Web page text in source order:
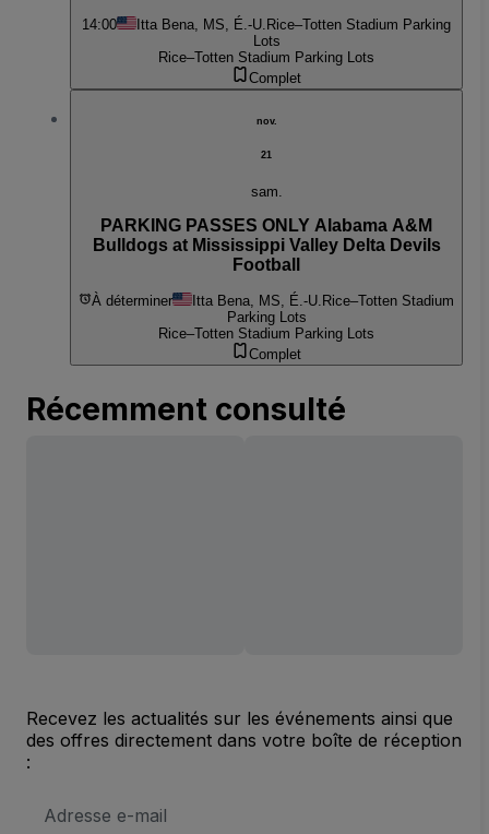
14:00 Itta Bena, MS, É.-U. Rice–Totten Stadium Parking
Lots
Rice–Totten Stadium Parking Lots
Complet
nov.
21
sam.
PARKING PASSES ONLY Alabama A&M
Bulldogs at Mississippi Valley Delta Devils
Football
À déterminer Itta Bena, MS, É.-U. Rice–Totten Stadium
Parking Lots
Rice–Totten Stadium Parking Lots
Complet
Récemment consulté
Recevez les actualités sur les événements ainsi que
des offres directement dans votre boîte de réception
:
e-